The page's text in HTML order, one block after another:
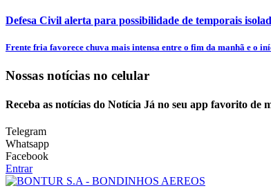
Defesa Civil alerta para possibilidade de temporais
Frente fria favorece chuva mais intensa entre o fim da manhã e o
Nossas notícias no celular
Receba as notícias do Notícia Já no seu app favorito de
Telegram
Whatsapp
Facebook
Entrar